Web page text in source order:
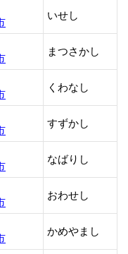
いせし
まつさかし
くわなし
すずかし
なばりし
おわせし
かめやまし